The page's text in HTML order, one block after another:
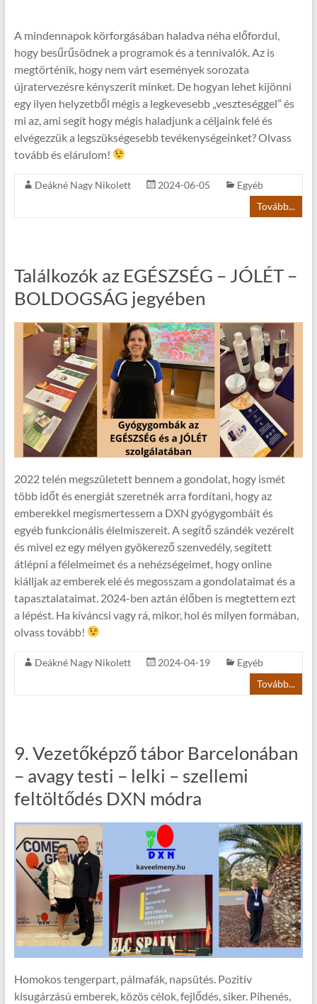
A mindennapok körforgásában haladva néha előfordul,
hogy besűrűsödnek a programok és a tennivalók. Az is
megtörténik, hogy nem várt események sorozata
újratervezésre kényszerít minket. De hogyan lehet kijönni
egy ilyen helyzetből mégis a legkevesebb „veszteséggel” és
mi az, ami segít hogy mégis haladjunk a céljaink felé és
elvégezzük a legszükségesebb tevékenységeinket? Olvass
tovább és elárulom!
Deákné Nagy Nikolett 2024-06-05
Egyéb
Tovább...
Találkozók az EGÉSZSÉG – JÓLÉT –
BOLDOGSÁG jegyében
2022 telén megszületett bennem a gondolat, hogy ismét
több időt és energiát szeretnék arra fordítani, hogy az
emberekkel megismertessem a DXN gyógygombáit és
egyéb funkcionális élelmiszereit. A segítő szándék vezérelt
és mivel ez egy mélyen gyökerező szenvedély, segített
átlépni a félelmeimet és a nehézségeimet, hogy online
kiálljak az emberek elé és megosszam a gondolataimat és a
tapasztalataimat. 2024-ben aztán élőben is megtettem ezt
a lépést. Ha kíváncsi vagy rá, mikor, hol és milyen formában,
olvass tovább!
Deákné Nagy Nikolett 2024-04-19
Egyéb
Tovább...
9. Vezetőképző tábor Barcelonában
– avagy testi – lelki – szellemi
feltöltődés DXN módra
Homokos tengerpart, pálmafák, napsütés. Pozitív
kisugárzású emberek, közös célok, fejlődés, siker. Pihenés,